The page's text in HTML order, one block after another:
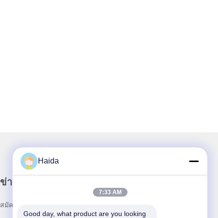
ข่าวสารของเรา
สมัครสมาชิกข่าวสารของเรา เพื่อรับส่วนลดและอื่นๆ
Haida
7:33 AM
Good day, what product are you looking